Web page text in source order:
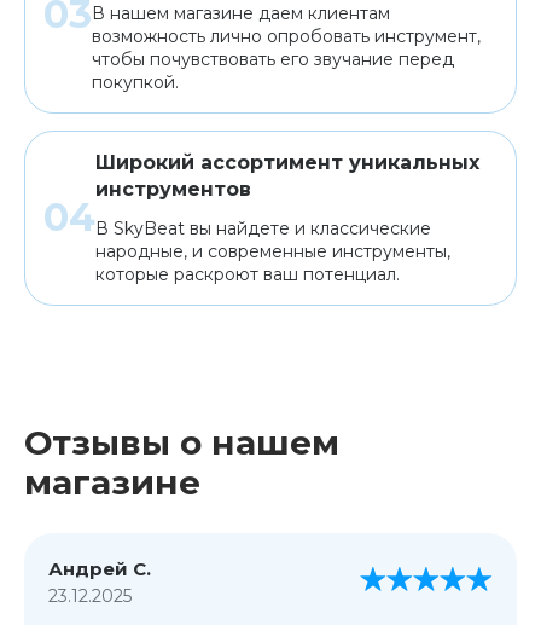
В нашем магазине даем клиентам
возможность лично опробовать инструмент,
чтобы почувствовать его звучание перед
покупкой.
Широкий ассортимент уникальных
инструментов
В SkyBeat вы найдете и классические
народные, и современные инструменты,
которые раскроют ваш потенциал.
Отзывы о нашем
магазине
Андрей С.
23.12.2025